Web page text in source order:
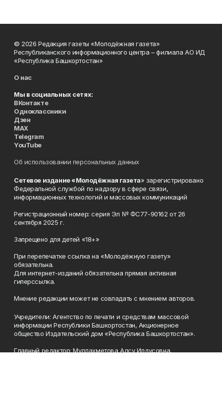
© 2026 Редакция газеты «Молодёжная газета»
Республиканского информационного центра – филиала АО ИД
«Республика Башкортостан»
О нас
Мы в социальных сетях:
ВКонтакте
Одноклассники
Дзен
MAX
Telegram
YouTube
Об использовании персональных данных
Сетевое издание «Молодёжная газета» зарегистрировано
Федеральной службой по надзору в сфере связи,
информационных технологий и массовых коммуникаций
Регистрационный номер: серия Эл № ФС77-90162 от 26
сентября 2025 г.
Запрещено для детей «18+»
При перепечатке ссылка на «Молодёжную газету»
обязательна.
Для интернет-изданий обязательна прямая активная
гиперссылка.
Мнение редакции может не совпадать с мнением авторов.
Учредители: Агентство по печати и средствам массовой
информации Республики Башкортостан, Акционерное
общество Издательский дом «Республика Башкортостан».
Главный редактор: Муллахметова Алсу Илдусовна.